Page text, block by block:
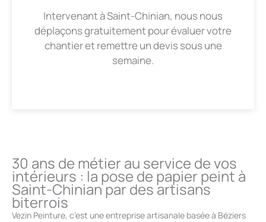
Intervenant à Saint-Chinian, nous nous
déplaçons gratuitement pour évaluer votre
chantier et remettre un devis sous une
semaine.
30 ans de métier au service de vos
intérieurs : la pose de papier peint à
Saint-Chinian par des artisans
biterrois
Vezin Peinture, c’est une entreprise artisanale basée à Béziers